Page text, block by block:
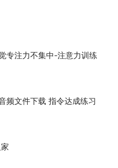
专注力不集中-注意力训练
频文件下载 指令达成练习